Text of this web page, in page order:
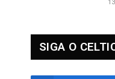
SIGA O